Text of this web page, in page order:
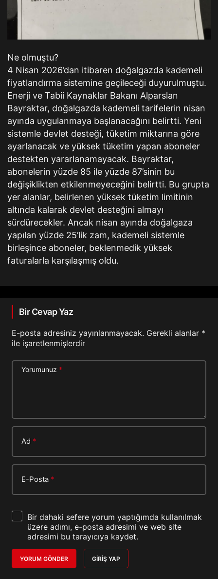
Ne olmuştu?
4 Nisan 2026’dan itibaren doğalgazda kademeli
fiyatlandırma sistemine geçileceği duyurulmuştu.
Enerji ve Tabii Kaynaklar Bakanı Alparslan
Bayraktar, doğalgazda kademeli tarifelerin nisan
ayında uygulanmaya başlanacağını belirtti. Yeni
sistemle devlet desteği, tüketim miktarına göre
ayarlanacak ve yüksek tüketim yapan aboneler
destekten yararlanamayacak. Bayraktar,
abonelerin yüzde 85 ile yüzde 87’sinin bu
değişiklikten etkilenmeyeceğini belirtti. Bu grupta
yer alanlar, belirlenen yüksek tüketim limitinin
altında kalarak devlet desteğini almayı
sürdürecekler. Ancak nisan ayında doğalgaza
yapılan yüzde 25’lik zam, kademeli sistemle
birleşince aboneler, beklenmedik yüksek
faturalarla karşılaşmış oldu.
Bir Cevap Yaz
E-posta adresiniz yayınlanmayacak. Gerekli alanlar *
ile işaretlenmişlerdir
Yorumunuz *
Ad *
E-Posta *
Bir dahaki sefere yorum yaptığımda kullanılmak
üzere adımı, e-posta adresimi ve web site
adresimi bu tarayıcıya kaydet.
YORUM GÖNDER GIRIŞ YAP